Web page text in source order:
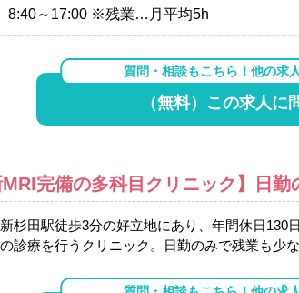
8:40～17:00 ※残業…月平均5h
質問・相談もこちら！他の求
（無料）この求人に
MRI完備の多科目クリニック】日
杉田駅徒歩3分の好立地にあり、年間休日
診療を行うクリニック。日勤のみで残業も少